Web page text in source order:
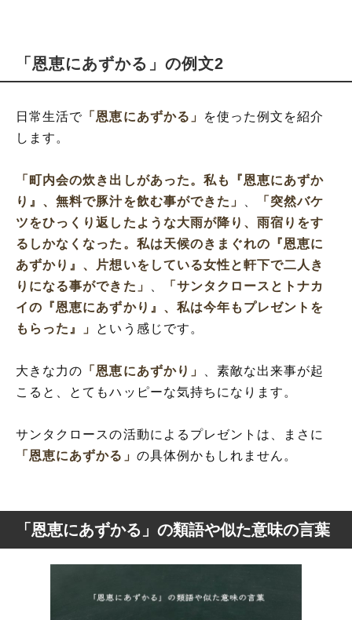
「恩恵にあずかる」の例文2
日常生活で 「恩恵にあずかる」
を使った例文を紹介
します。
「町内会の炊き出しがあった。私も『恩恵にあずか
り』、無料で豚汁を飲む事ができた」
「突然バケ
ツをひっくり返したような大雨が降り、雨宿りをす
るしかなくなった。私は天候のきまぐれの『恩恵に
あずかり』、片想いをしている女性と軒下で二人き
りになる事ができた」
「サンタクロースとトナカ
イの『恩恵にあずかり』、私は今年もプレゼントを
もらった』」 という感じです。
大きな力の 「恩恵にあずかり」
、素敵な出来事が起
こると、とてもハッピーな気持ちになります。
サンタクロースの活動によるプレゼントは、まさに
「恩恵にあずかる」 の具体例かもしれません。
「恩恵にあずかる」の類語や似た意味の言葉